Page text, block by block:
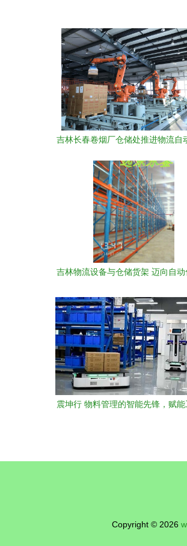
吉林长春卷烟厂仓储处推进物流自
吉林物流设备与仓储货架 迈向自动
震坤行 物料管理的智能先锋，赋能
Copyright © 2026